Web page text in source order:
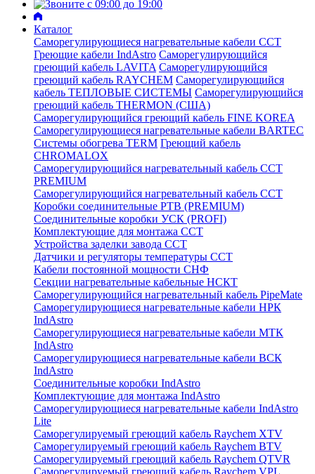
Каталог
Саморегулирующиеся нагревательные кабели ССТ
Греющие кабели IndAstro Саморегулирующийся
греющий кабель LAVITA Саморегулирующийся
греющий кабель RAYCHEM Саморегулирующийся
кабель ТЕПЛОВЫЕ СИСТЕМЫ Саморегулирующийся
греющий кабель THERMON (США)
Саморегулирующийся греющий кабель FINE KOREA
Саморегулирующиеся нагревательные кабели BARTEC
Системы обогрева TERM Греющий кабель
CHROMALOX
Саморегулирующийся нагревательный кабель ССТ
PREMIUM
Саморегулирующийся нагревательный кабель ССТ
Коробки соединительные РТВ (PREMIUM)
Соединительные коробки УСК (PROFI)
Комплектующие для монтажа ССТ
Устройства заделки завода ССТ
Датчики и регуляторы температуры ССТ
Кабели постоянной мощности СНФ
Секции нагревательные кабельные НСКТ
Саморегулирующийся нагревательный кабель PipeMate
Саморегулирующиеся нагревательные кабели НРК
IndAstro
Саморегулирующиеся нагревательные кабели МТК
IndAstro
Саморегулирующиеся нагревательные кабели ВСК
IndAstro
Соединительные коробки IndAstro
Комплектующие для монтажа IndAstro
Саморегулирующиеся нагревательные кабели IndAstro
Lite
Саморегулируемый греющий кабель Raychem XTV
Саморегулируемый греющий кабель Raychem BTV
Саморегулируемый греющий кабель Raychem QTVR
Саморегулируемый греющий кабель Raychem VPL